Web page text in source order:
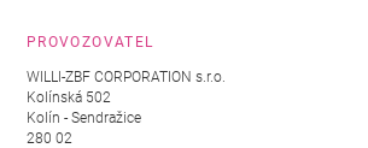
PROVOZOVATEL
WILLI-ZBF CORPORATION s.r.o.
Kolínská 502
Kolín - Sendražice
280 02